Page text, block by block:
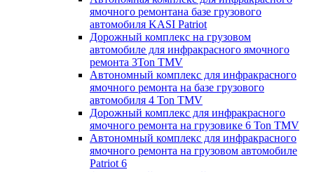
ямочного ремонтана базе грузового
автомобиля KASI Patriot
Дорожный комплекс на грузовом
автомобиле для инфракрасного ямочного
ремонта 3Ton TMV
Автономный комплекс для инфракрасного
ямочного ремонта на базе грузового
автомобиля 4 Ton TMV
Дорожный комплекс для инфракрасного
ямочного ремонта на грузовике 6 Ton TMV
Автономный комплекс для инфракрасного
ямочного ремонта на грузовом автомобиле
Patriot 6